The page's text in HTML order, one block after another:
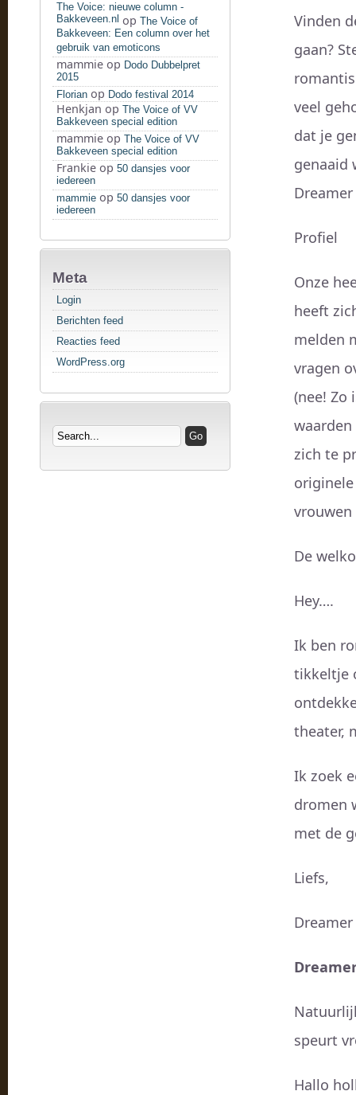
The Voice: nieuwe column -
Bakkeveen.nl op The Voice of
Bakkeveen: Een column over het
gebruik van emoticons
mammie op Dodo Dubbelpret
2015
Florian op Dodo festival 2014
Henkjan op The Voice of VV
Bakkeveen special edition
mammie op The Voice of VV
Bakkeveen special edition
Frankie op 50 dansjes voor
iedereen
mammie op 50 dansjes voor
iedereen
Meta
Login
Berichten feed
Reacties feed
WordPress.org
Vinden
gaan?
veel
dat je
genaaid
Profiel
Onze
heeft
melden
vragen
(nee! Zo
zich te
De
Hey….
Ik ben
tikkeltje
theater,
Ik zoek
dromen
met de
Liefs,
Dreamer
speurt
Hallo